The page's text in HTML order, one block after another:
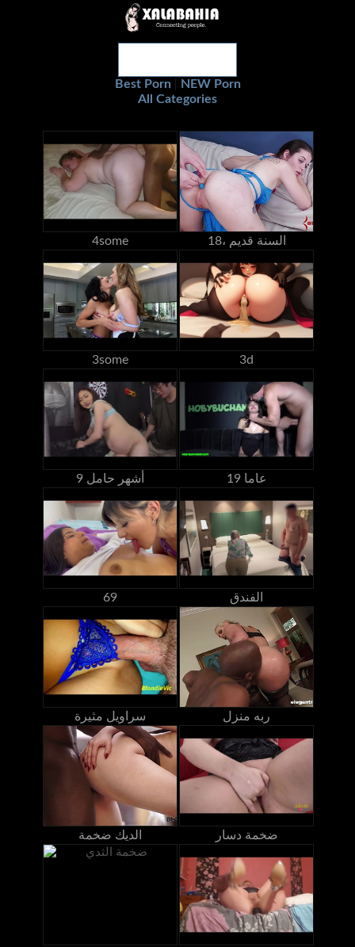
Best Porn
NEW Porn
All Categories
4some 18، السنة قديم
3some 3d
9 أشهر حامل 19 عاما
69 الفندق
سراويل مثيرة ربه منزل
الديك ضخمة ضخمة دسار